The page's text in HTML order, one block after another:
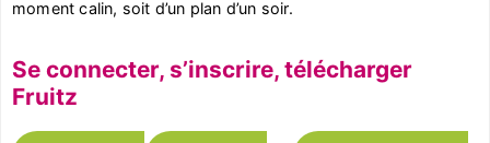
moment calin, soit d’un plan d’un soir.
Se connecter, s’inscrire, télécharger
Fruitz